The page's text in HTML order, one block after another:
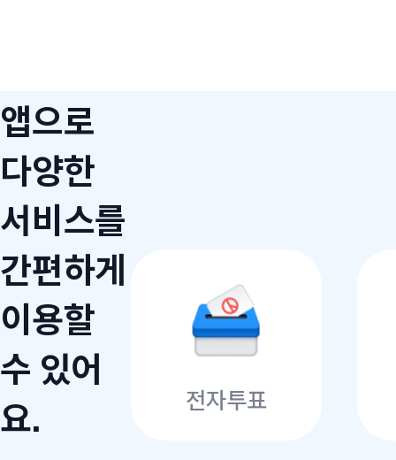
앱으로
다양한
서비스를
간편하게
이용할
수 있어
요.
전자투표